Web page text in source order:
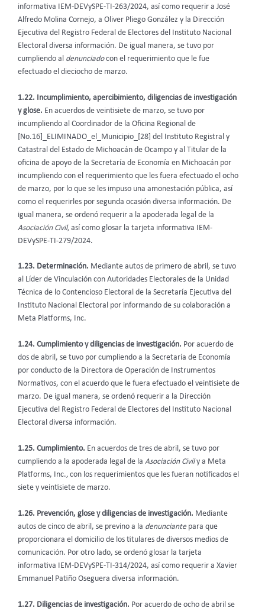
informativa IEM-DEVySPE-TI-263/2024, así como requerir a José
Alfredo Molina Cornejo, a Oliver Pliego González y la Dirección
Ejecutiva del Registro Federal de Electores del Instituto Nacional
Electoral diversa información. De igual manera, se tuvo por
cumpliendo al denunciadocon el requerimiento que le fue
efectuado el dieciocho de marzo.
1.22. Incumplimiento, apercibimiento, diligencias de investigación
y glose. En acuerdos de veintisiete de marzo, se tuvo por
incumpliendo al Coordinador de la Oficina Regional de
[No.16]_ELIMINADO_el_Municipio_[28] del Instituto Registral y
Catastral del Estado de Michoacán de Ocampo y al Titular de la
oficina de apoyo de la Secretaría de Economía en Michoacán por
incumpliendo con el requerimiento que les fuera efectuado el ocho
de marzo, por lo que se les impuso una amonestación pública, así
como el requerirles por segunda ocasión diversa información. De
igual manera, se ordenó requerir a la apoderada legal de la
Asociación Civil, así como glosar la tarjeta informativa IEM-
DEVySPE-TI-279/2024.
1.23. Determinación. Mediante autos de primero de abril, se tuvo
al Líder de Vinculación con Autoridades Electorales de la Unidad
Técnica de lo Contencioso Electoral de la Secretaría Ejecutiva del
Instituto Nacional Electoral por informando de su colaboración a
Meta Platforms, Inc.
1.24. Cumplimiento y diligencias de investigación. Por acuerdo de
dos de abril, se tuvo por cumpliendo a la Secretaría de Economía
por conducto de la Directora de Operación de Instrumentos
Normativos, con el acuerdo que le fuera efectuado el veintisiete de
marzo. De igual manera, se ordenó requerir a la Dirección
Ejecutiva del Registro Federal de Electores del Instituto Nacional
Electoral diversa información.
1.25. Cumplimiento. En acuerdos de tres de abril, se tuvo por
cumpliendo a la apoderada legal de la Asociación Civily a Meta
Platforms, Inc., con los requerimientos que les fueran notificados el
siete y veintisiete de marzo.
1.26. Prevención, glose y diligencias de investigación. Mediante
autos de cinco de abril, se previno a la denunciante para que
proporcionara el domicilio de los titulares de diversos medios de
comunicación. Por otro lado, se ordenó glosar la tarjeta
informativa IEM-DEVySPE-TI-314/2024, así como requerir a Xavier
Emmanuel Patiño Oseguera diversa información.
1.27. Diligencias de investigación. Por acuerdo de ocho de abril se